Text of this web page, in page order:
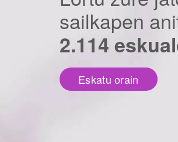
sailkapen
2.114
Eskatu orain